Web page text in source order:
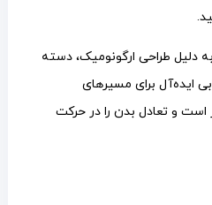
طراحی ارگونومیک، دسته
ایده‌آل برای مسیرهای
و تعادل بدن را در حرکت